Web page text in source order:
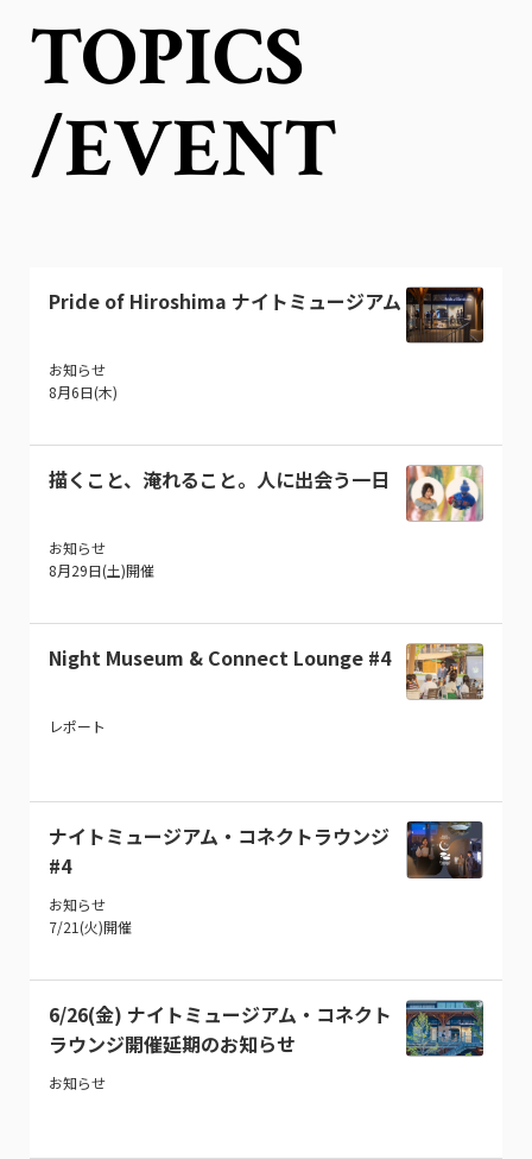
TOPICS
/EVENT
Pride of Hiroshima ナイトミュージアム
お知らせ
8月6日(木)
描くこと、淹れること。人に出会う一日
お知らせ
8月29日(土)開催
Night Museum & Connect Lounge #4
レポート
ナイトミュージアム・コネクトラウンジ
#4
お知らせ
7/21(火)開催
6/26(金) ナイトミュージアム・コネクト
ラウンジ開催延期のお知らせ
お知らせ